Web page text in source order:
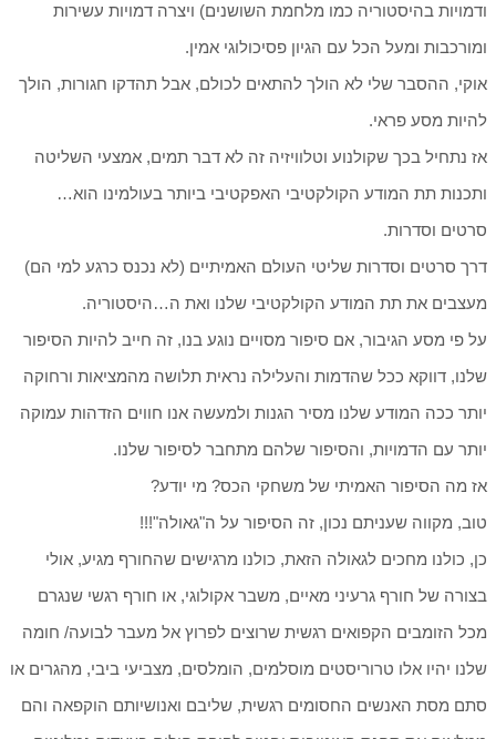
ודמויות בהיסטוריה כמו מלחמת השושנים) ויצרה דמויות עשירות
ומורכבות ומעל הכל עם הגיון פסיכולוגי אמין.
אוקי, ההסבר שלי לא הולך להתאים לכולם, אבל תהדקו חגורות, הולך
להיות מסע פראי.
אז נתחיל בכך שקולנוע וטלוויזיה זה לא דבר תמים, אמצעי השליטה
ותכנות תת המודע הקולקטיבי האפקטיבי ביותר בעולמינו הוא…
סרטים וסדרות.
דרך סרטים וסדרות שליטי העולם האמיתיים (לא נכנס כרגע למי הם)
מעצבים את תת המודע הקולקטיבי שלנו ואת ה…היסטוריה.
על פי מסע הגיבור, אם סיפור מסויים נוגע בנו, זה חייב להיות הסיפור
שלנו, דווקא ככל שהדמות והעלילה נראית תלושה מהמציאות ורחוקה
יותר ככה המודע שלנו מסיר הגנות ולמעשה אנו חווים הזדהות עמוקה
יותר עם הדמויות, והסיפור שלהם מתחבר לסיפור שלנו.
אז מה הסיפור האמיתי של משחקי הכס? מי יודע?
טוב, מקווה שעניתם נכון, זה הסיפור על ה"גאולה"!!!
כן, כולנו מחכים לגאולה הזאת, כולנו מרגישים שהחורף מגיע, אולי
בצורה של חורף גרעיני מאיים, משבר אקולוגי, או חורף רגשי שנגרם
מכל הזומבים הקפואים רגשית שרוצים לפרוץ אל מעבר לבועה/ חומה
שלנו יהיו אלו טרוריסטים מוסלמים, הומלסים, מצביעי ביבי, מהגרים או
סתם מסת האנשים החסומים רגשית, שליבם ואנושיותם הוקפאה והם